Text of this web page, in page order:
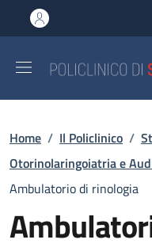
al contenuto principale
to footer content
Briciole di
Home / Il Policlinico /
Otorinolaringoiatria e
Ambulatorio di rinologia